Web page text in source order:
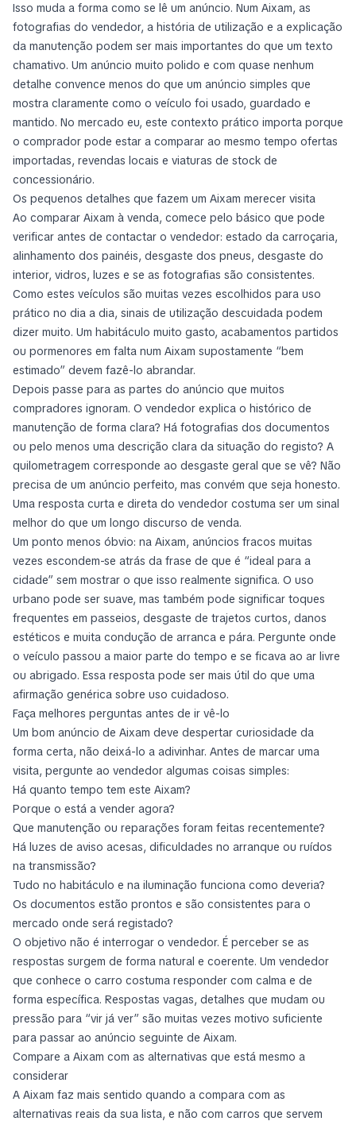
Isso muda a forma como se lê um anúncio. Num Aixam, as
fotografias do vendedor, a história de utilização e a explicação
da manutenção podem ser mais importantes do que um texto
chamativo. Um anúncio muito polido e com quase nenhum
detalhe convence menos do que um anúncio simples que
mostra claramente como o veículo foi usado, guardado e
mantido. No mercado eu, este contexto prático importa porque
o comprador pode estar a comparar ao mesmo tempo ofertas
importadas, revendas locais e viaturas de stock de
concessionário.
Os pequenos detalhes que fazem um Aixam merecer visita
Ao comparar Aixam à venda, comece pelo básico que pode
verificar antes de contactar o vendedor: estado da carroçaria,
alinhamento dos painéis, desgaste dos pneus, desgaste do
interior, vidros, luzes e se as fotografias são consistentes.
Como estes veículos são muitas vezes escolhidos para uso
prático no dia a dia, sinais de utilização descuidada podem
dizer muito. Um habitáculo muito gasto, acabamentos partidos
ou pormenores em falta num Aixam supostamente “bem
estimado” devem fazê-lo abrandar.
Depois passe para as partes do anúncio que muitos
compradores ignoram. O vendedor explica o histórico de
manutenção de forma clara? Há fotografias dos documentos
ou pelo menos uma descrição clara da situação do registo? A
quilometragem corresponde ao desgaste geral que se vê? Não
precisa de um anúncio perfeito, mas convém que seja honesto.
Uma resposta curta e direta do vendedor costuma ser um sinal
melhor do que um longo discurso de venda.
Um ponto menos óbvio: na Aixam, anúncios fracos muitas
vezes escondem-se atrás da frase de que é “ideal para a
cidade” sem mostrar o que isso realmente significa. O uso
urbano pode ser suave, mas também pode significar toques
frequentes em passeios, desgaste de trajetos curtos, danos
estéticos e muita condução de arranca e pára. Pergunte onde
o veículo passou a maior parte do tempo e se ficava ao ar livre
ou abrigado. Essa resposta pode ser mais útil do que uma
afirmação genérica sobre uso cuidadoso.
Faça melhores perguntas antes de ir vê-lo
Um bom anúncio de Aixam deve despertar curiosidade da
forma certa, não deixá-lo a adivinhar. Antes de marcar uma
visita, pergunte ao vendedor algumas coisas simples:
Há quanto tempo tem este Aixam?
Porque o está a vender agora?
Que manutenção ou reparações foram feitas recentemente?
Há luzes de aviso acesas, dificuldades no arranque ou ruídos
na transmissão?
Tudo no habitáculo e na iluminação funciona como deveria?
Os documentos estão prontos e são consistentes para o
mercado onde será registado?
O objetivo não é interrogar o vendedor. É perceber se as
respostas surgem de forma natural e coerente. Um vendedor
que conhece o carro costuma responder com calma e de
forma específica. Respostas vagas, detalhes que mudam ou
pressão para “vir já ver” são muitas vezes motivo suficiente
para passar ao anúncio seguinte de Aixam.
Compare a Aixam com as alternativas que está mesmo a
considerar
A Aixam faz mais sentido quando a compara com as
alternativas reais da sua lista, e não com carros que servem